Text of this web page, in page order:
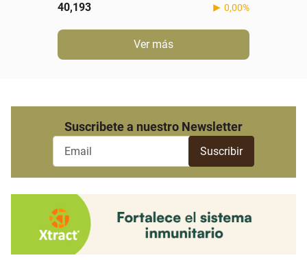
40,193 0,00%
Ver más
Suscribete a nuestro Newsletter